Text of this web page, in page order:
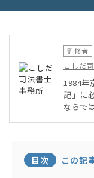
監修者
こしだ
1984年
記」に
ならで
やすい
目次 この記